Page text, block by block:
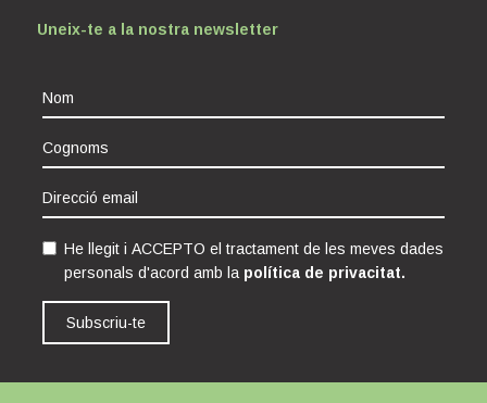
Uneix-te a la nostra newsletter
He llegit i ACCEPTO el tractament de les meves dades
personals d'acord amb la política de privacitat.
Subscriu-te